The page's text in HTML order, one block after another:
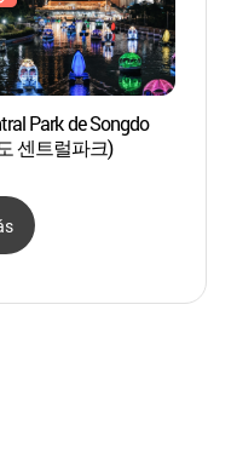
Park de Songdo
센트럴파크)